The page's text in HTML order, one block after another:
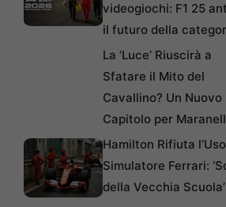
videogiochi: F1 25
il futuro della
La ‘Luce’ Riuscirà a
Sfatare il Mito del
Cavallino? Un Nuovo
Capitolo per
Hamilton Rifiuta
Simulatore Ferrari:
della Vecchia Scuola’